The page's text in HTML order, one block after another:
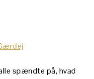
spændte på, hvad